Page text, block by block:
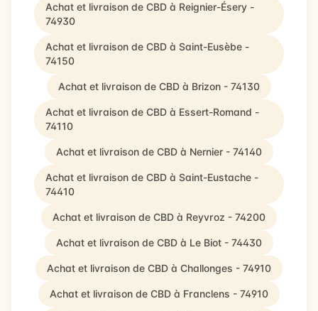
Achat et livraison de CBD à Reignier-Ésery -
74930
Achat et livraison de CBD à Saint-Eusèbe -
74150
Achat et livraison de CBD à Brizon - 74130
Achat et livraison de CBD à Essert-Romand -
74110
Achat et livraison de CBD à Nernier - 74140
Achat et livraison de CBD à Saint-Eustache -
74410
Achat et livraison de CBD à Reyvroz - 74200
Achat et livraison de CBD à Le Biot - 74430
Achat et livraison de CBD à Challonges - 74910
Achat et livraison de CBD à Franclens - 74910